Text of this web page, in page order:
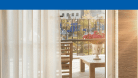
PT(€)